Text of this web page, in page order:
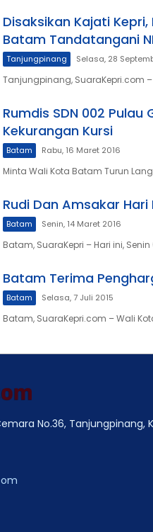
Disaksikan Kajati
Batam Tandatangani
Tanjungpinang Selasa, 28
Tanjungpinang, SuaraKepri.com
Rumdis SDN 002 Pulau
Kekurangan Kursi
Batam Rabu, 16 Maret 2016
Minta Wali Kota Batam Turun
Rudi Dan Amsakar
Batam Senin, 14 Maret 2016
Batam, SuaraKepri – Hari ini, Senin
Batam Terima
Batam Selasa, 7 Juli 2015
Batam, SuaraKepri.com – Wali
No.36, Tanjungpinang,